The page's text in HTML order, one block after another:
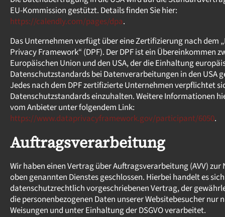
EU-Kommission gestützt. Details finden Sie hier:
https://calendly.com/pages/dpa.
Das Unternehmen verfügt über eine Zertifizierung nach dem
Privacy Framework“ (DPF). Der DPF ist ein Übereinkommen
Europäischen Union und den USA, der die Einhaltung
Datenschutzstandards bei Datenverarbeitungen in den USA
Jedes nach dem DPF zertifizierte Unternehmen verpflichtet
Datenschutzstandards einzuhalten. Weitere Informationen
vom Anbieter unter folgendem Link:
https://www.dataprivacyframework.gov/participant/6050.
Auftragsverarbeitung
Wir haben einen Vertrag über Auftragsverarbeitung (AVV) zur
oben genannten Dienstes geschlossen. Hierbei handelt es
datenschutzrechtlich vorgeschriebenen Vertrag, der
die personenbezogenen Daten unserer Websitebesucher nur
Weisungen und unter Einhaltung der DSGVO verarbeitet.